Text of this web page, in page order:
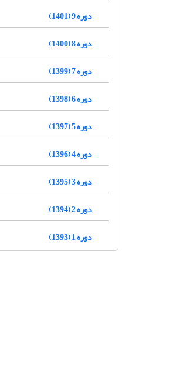
دوره 9 (1401)
دوره 8 (1400)
دوره 7 (1399)
دوره 6 (1398)
دوره 5 (1397)
دوره 4 (1396)
دوره 3 (1395)
دوره 2 (1394)
دوره 1 (1393)